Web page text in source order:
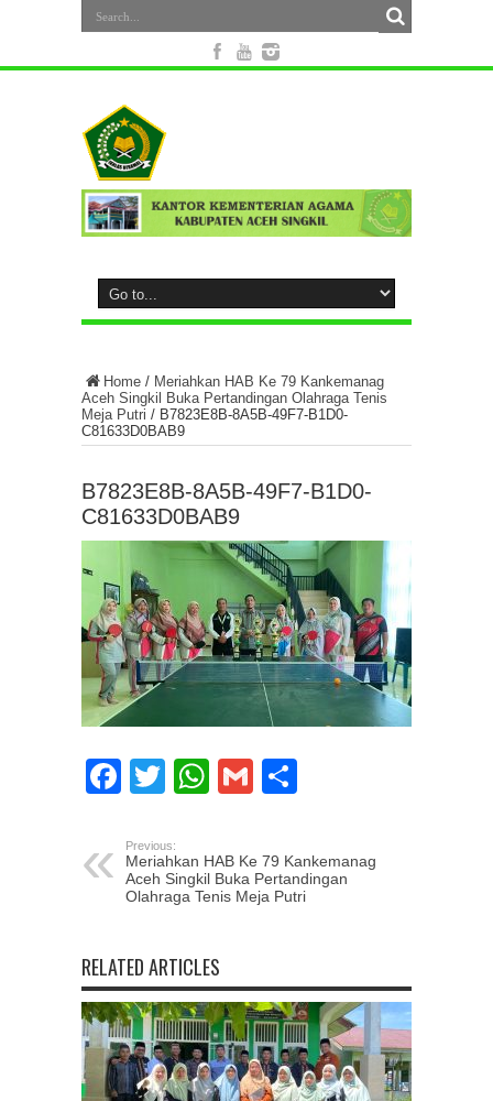
Home / Meriahkan HAB Ke 79 Kankemanag
Aceh Singkil Buka Pertandingan Olahraga Tenis
Meja Putri / B7823E8B-8A5B-49F7-B1D0-
C81633D0BAB9
B7823E8B-8A5B-49F7-B1D0-
C81633D0BAB9
Facebook
TwitterWhatsApp
Gmail
Previous:
Meriahkan HAB Ke 79 Kankemanag
Aceh Singkil Buka Pertandingan
Olahraga Tenis Meja Putri
RELATED ARTICLES